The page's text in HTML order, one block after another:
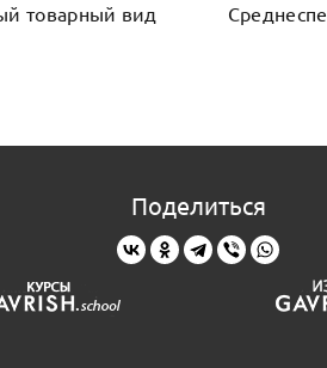
товарный вид
Поделиться